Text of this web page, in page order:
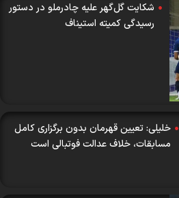
شکایت گل‌گهر علیه چادرملو در دستور
رسیدگی کمیته استیناف
خلیلی: تعیین قهرمان بدون برگزاری کامل
مسابقات، خلاف عدالت فوتبالی است